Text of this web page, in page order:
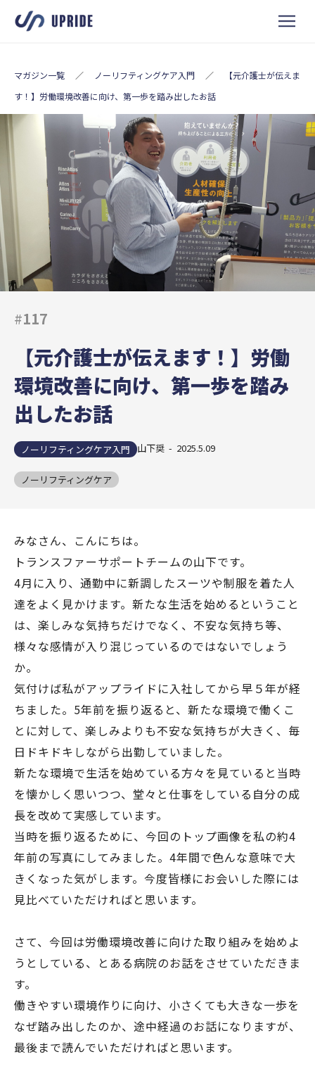
マガジン一覧 ／ ノーリフティングケア入門 ／
【元介護士が伝えま
す！】労働環境改善に向け、第一歩を踏み出したお話
#117
【元介護士が伝えます！】労働
環境改善に向け、第一歩を踏み
出したお話
ノーリフティングケア入門 山下奨 - 2025.5.09
ノーリフティングケア
みなさん、こんにちは。
トランスファーサポートチームの山下です。
4月に入り、通勤中に新調したスーツや制服を着た人
達をよく見かけます。新たな生活を始めるということ
は、楽しみな気持ちだけでなく、不安な気持ち等、
様々な感情が入り混じっているのではないでしょう
か。
気付けば私がアップライドに入社してから早５年が経
ちました。5年前を振り返ると、新たな環境で働くこ
とに対して、楽しみよりも不安な気持ちが大きく、毎
日ドキドキしながら出勤していました。
新たな環境で生活を始めている方々を見ていると当時
を懐かしく思いつつ、堂々と仕事をしている自分の成
長を改めて実感しています。
当時を振り返るために、今回のトップ画像を私の約4
年前の写真にしてみました。4年間で色んな意味で大
きくなった気がします。今度皆様にお会いした際には
見比べていただければと思います。
さて、今回は労働環境改善に向けた取り組みを始めよ
うとしている、とある病院のお話をさせていただきま
す。
働きやすい環境作りに向け、小さくても大きな一歩を
なぜ踏み出したのか、途中経過のお話になりますが、
最後まで読んでいただければと思います。